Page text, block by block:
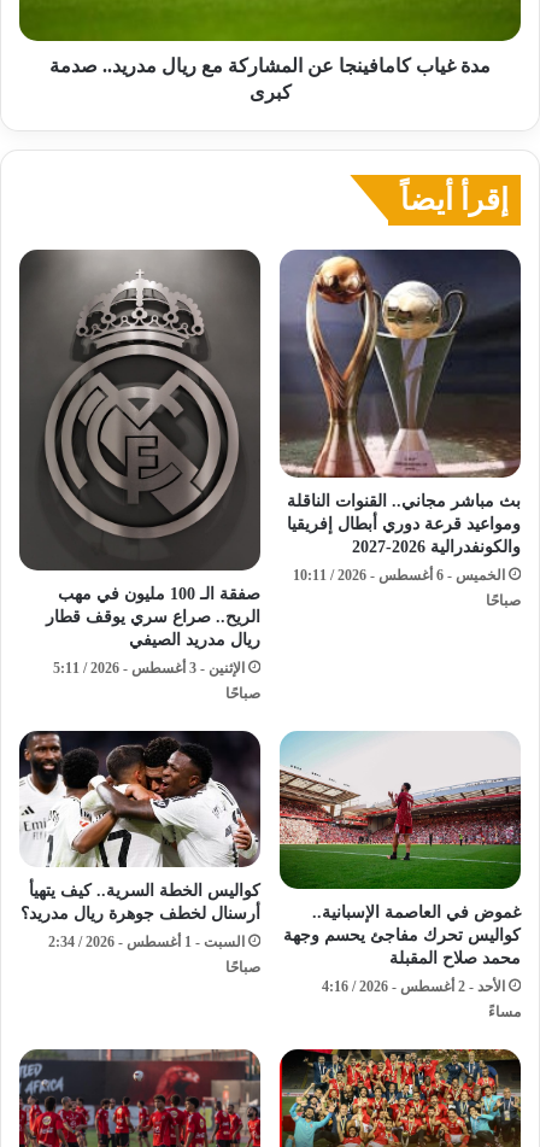
صدمة
كبرىمدة غياب كامافينجا عن المشاركة مع ريال مدريد.. صدمة
كبرى
إقرأ أيضاً
بث مباشر مجاني.. القنوات الناقلة
ومواعيد قرعة دوري أبطال إفريقيا
والكونفدرالية 2026-2027
الخميس - 6 أغسطس - 2026 / 10:11
صباحًا
صفقة الـ 100 مليون في مهب
الريح.. صراع سري يوقف قطار
ريال مدريد الصيفي
الإثنين - 3 أغسطس - 2026 / 5:11
صباحًا
غموض في العاصمة الإسبانية..
كواليس تحرك مفاجئ يحسم وجهة
محمد صلاح المقبلة
الأحد - 2 أغسطس - 2026 / 4:16
مساءً
كواليس الخطة السرية.. كيف يتهيأ
أرسنال لخطف جوهرة ريال مدريد؟
السبت - 1 أغسطس - 2026 / 2:34
صباحًا